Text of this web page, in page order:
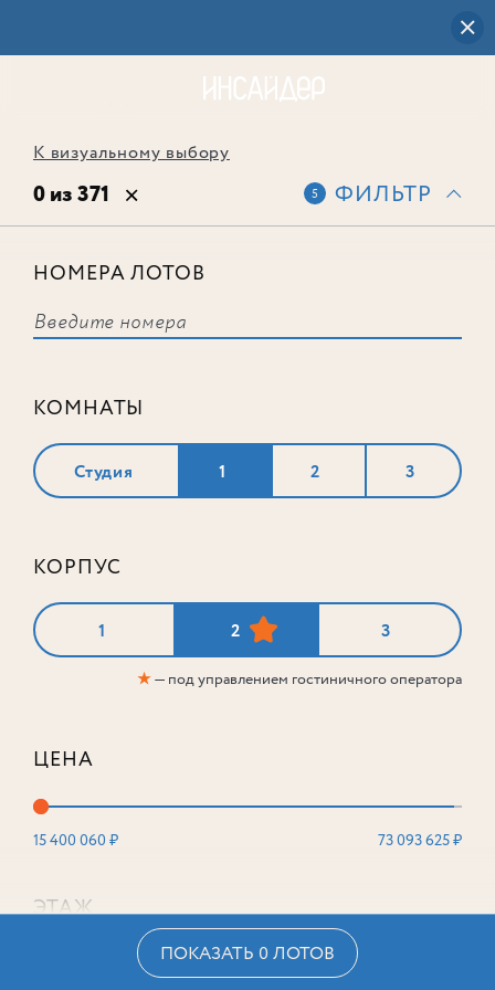
К визуальному выбору
0 из 371 5 ФИЛЬТР
НОМЕРА ЛОТОВ
КОМНАТЫ
Студия 1 2 3
КОРПУС
1 2 3
★— под управлением гостиничного оператора
ЦЕНА
15 400 060 ₽ 73 093 625 ₽
ЭТАЖ
ПОКАЗАТЬ 0 ЛОТОВ
соответствует ни одного лота